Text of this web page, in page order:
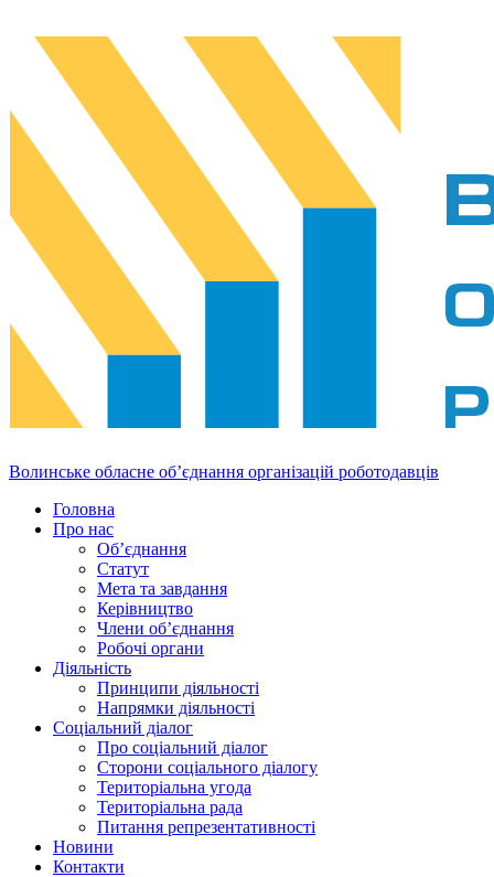
Волинське обласне об’єднання організацій роботодавців
Головна
Про нас
Об’єднання
Статут
Мета та завдання
Керівництво
Члени об’єднання
Робочі органи
Діяльність
Принципи діяльності
Напрямки діяльності
Соціальний діалог
Про соціальний діалог
Сторони соціального діалогу
Територіальна угода
Територіальна рада
Питання репрезентативності
Новини
Контакти